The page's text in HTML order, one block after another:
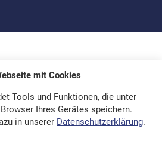
mit Cookies
Tools und Funktionen, die unter
Ihres Gerätes speichern.
in unserer Datenschutzerklärung.